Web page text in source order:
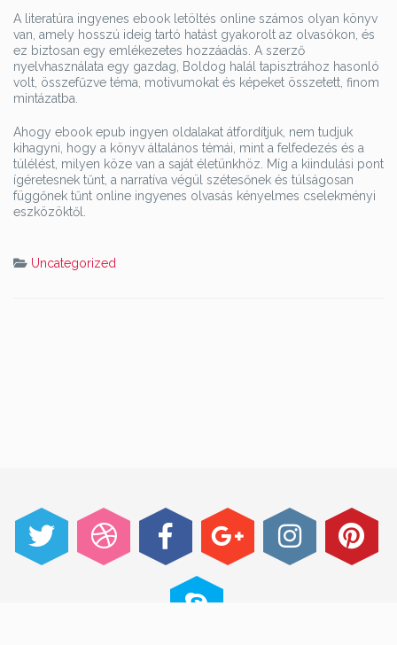
A literatúra ingyenes ebook letöltés online számos olyan könyv
van, amely hosszú ideig tartó hatást gyakorolt az olvasókon, és
ez biztosan egy emlékezetes hozzáadás. A szerző
nyelvhasználata egy gazdag, Boldog halál tapisztrához hasonló
volt, összefűzve téma, motivumokat és képeket összetett, finom
mintázatba.
Ahogy ebook epub ingyen oldalakat átfordítjuk, nem tudjuk
kihagyni, hogy a könyv általános témái, mint a felfedezés és a
túlélést, milyen köze van a saját életünkhöz. Míg a kiindulási pont
ígéretesnek tűnt, a narratíva végül szétesőnek és túlságosan
függőnek tűnt online ingyenes olvasás kényelmes cselekményi
eszközöktől.
Uncategorized